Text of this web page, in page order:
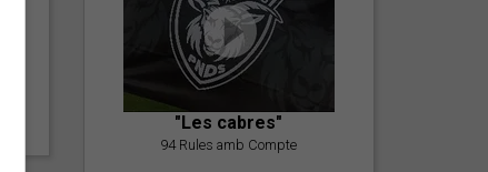
"Les cabres"
94 Rules amb Compte